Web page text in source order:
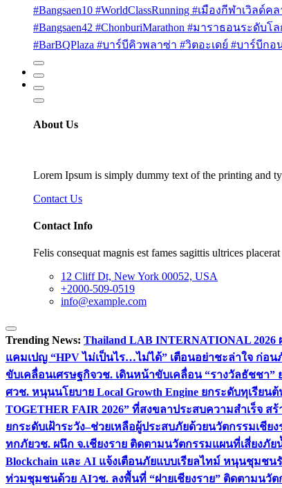
#Bangsaen10 #WorldClassRunning #เมืองกีฬาเวิล
#Bangsaen42 #ChonburiMarathon #มาราธอนระดั
#BarBQPlaza #บาร์บีคิวพลาซ่า #วิตอะเดย์ #บาร์บีกอ
About Us
Lorem Ipsum is simply dummy text of the printing and
Contact Us
Contact Info
Felis consequat magnis est fames sagittis ultrices
12 Cliff Dt, New York 00052, USA
+2000-509-0519
info@example.com
Trending News: Thailand LAB INTERNATIONAL
แคมเปญ “HPV ไม่เป็นไร…ไม่ได้” เตือนอย่าชะล่าใจ ก่อน
ขับเคลื่อนเศรษฐกิจวช. เดินหน้าขับเคลื่อน “รางวัลธัชชา
ศวช. หนุนนโยบาย Local Growth Engine ยกระดับทุเรีย
TOGETHER FAIR 2026” ที่สงขลาประสบความสำเร็จ ส
ยกระดับเฝ้าระวัง–ช่วยเหลือผู้ประสบภัยด้วยนวัตกรรมเชีย
ทกภัยวช. ผนึก จ.เชียงราย ติดตามนวัตกรรมแผนที่เสี่ยง
Blockchain และ AI แจ้งเตือนภัยแบบเรียลไทม์ หนุนชุมช
ท่วมชุมชนด้วย AIวช. ลงพื้นที่ “ฝายเชียงราย” ติดตามน